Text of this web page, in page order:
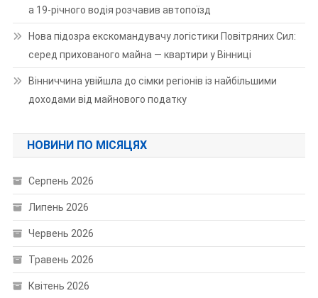
а 19-річного водія розчавив автопоїзд
Нова підозра екскомандувачу логістики Повітряних Сил:
серед прихованого майна — квартири у Вінниці
Вінниччина увійшла до сімки регіонів із найбільшими
доходами від майнового податку
НОВИНИ ПО МІСЯЦЯХ
Серпень 2026
Липень 2026
Червень 2026
Травень 2026
Квітень 2026